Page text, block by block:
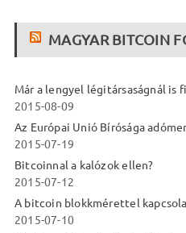
MAGYAR BITCOIN
Már a lengyel légitársaságnál
2015-08-09
Az Európai Unió Bírósága
2015-07-19
Bitcoinnal a kalózok ellen?
2015-07-12
A bitcoin blokkmérettel
2015-07-10